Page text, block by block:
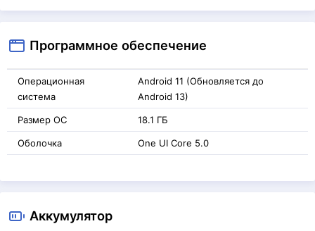
Программное обеспечение
Операционная
система
Android 11 (Обновляется до
Android 13)
Размер ОС 18.1 ГБ
Оболочка One UI Core 5.0
Аккумулятор